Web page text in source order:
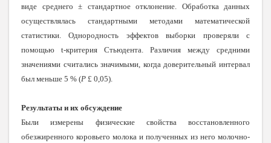
виде среднего ± стандартное отклонение. Обработка данных
осуществлялась стандартными методами математической
статистики. Однородность эффектов выборки проверяли с
помощью t-критерия Стьюдента. Различия между средними
значениями считались значимыми, когда доверительный интервал
был меньше 5 % (P £ 0,05).
Результаты и их обсуждение
Были измерены физические свойства восстановленного
обезжиренного коровьего молока и полученных из него молочно-